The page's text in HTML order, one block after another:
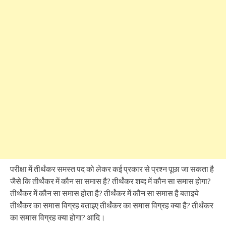
परीक्षा में तीर्थंकर समस्त पद को लेकर कई प्रकार से प्रश्न पूछा जा सकता है
जैसे कि तीर्थंकर में कौन सा समास है? तीर्थंकर शब्द में कौन सा समास होगा?
तीर्थंकर में कौन सा समास होता है? तीर्थंकर में कौन सा समास है बताइये
तीर्थंकर का समास विग्रह बताइए तीर्थंकर का समास विग्रह क्या है? तीर्थंकर
का समास विग्रह क्या होगा? आदि।